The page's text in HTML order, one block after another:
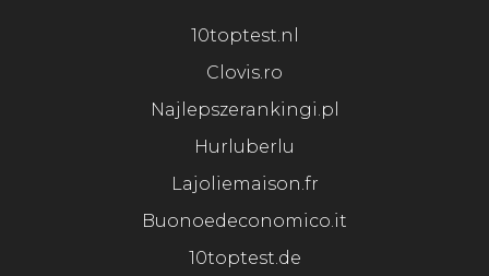
10toptest.nl
Clovis.ro
Najlepszerankingi.pl
Hurluberlu
Lajoliemaison.fr
Buonoedeconomico.it
10toptest.de